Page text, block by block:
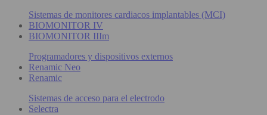
Sistemas de monitores cardiacos implantables (MCI)
BIOMONITOR IV
BIOMONITOR IIIm
Programadores y dispositivos externos
Renamic Neo
Renamic
Sistemas de acceso para el electrodo
Selectra